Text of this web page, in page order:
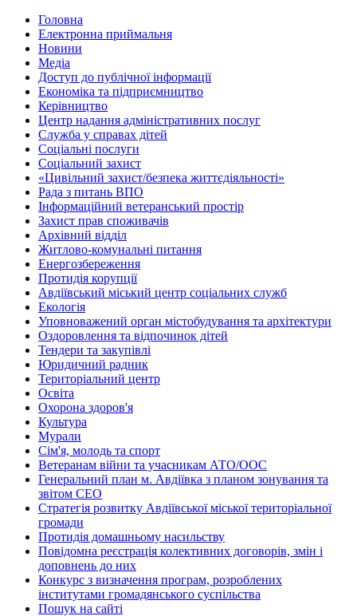
Головна
Електронна приймальня
Новини
Медіа
Доступ до публічної інформації
Економіка та підприємництво
Керівництво
Центр надання адміністративних послуг
Служба у справах дітей
Соціальні послуги
Соціальний захист
«Цивільний захист/безпека життєдіяльності»
Рада з питань ВПО
Інформаційний ветеранський простір
Захист прав споживачів
Архівний відділ
Житлово-комунальні питання
Енергозбереження
Протидія корупції
Авдіївський міський центр соціальних служб
Екологія
Уповноважений орган містобудування та архітектури
Оздоровлення та відпочинок дітей
Тендери та закупівлі
Юридичний радник
Територіальний центр
Освіта
Охорона здоров'я
Культура
Мурали
Сім'я, молодь та спорт
Ветеранам війни та учасникам АТО/ООС
Генеральний план м. Авдіївка з планом зонування та
звітом СЕО
Стратегія розвитку Авдіївської міської територіальної
громади
Протидія домашньому насильству
Повідомна реєстрація колективних договорів, змін і
доповнень до них
Конкурс з визначення програм, розроблених
інститутами громадянського суспільства
Пошук на сайті